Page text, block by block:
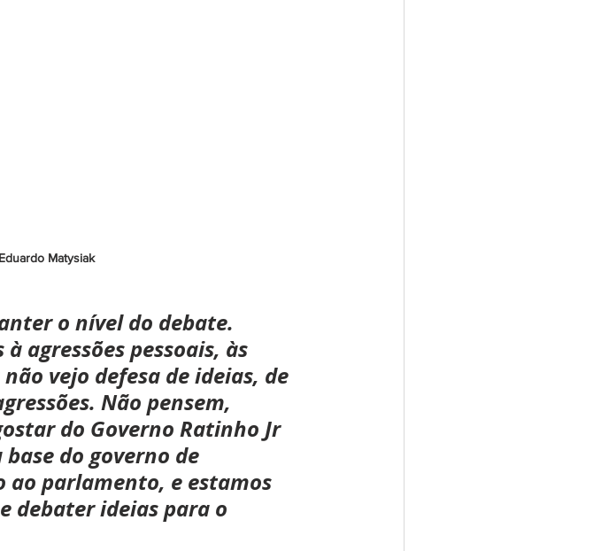
Matysiak
o nível do debate.
agressões pessoais, às
vejo defesa de ideias, de
Não pensem,
do Governo Ratinho Jr
do governo de
ao parlamento, e estamos
debater ideias para o